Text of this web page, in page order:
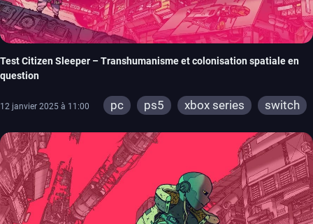
Test Citizen Sleeper – Transhumanisme et colonisation spatiale en
question
12 janvier 2025 à 11:00 pc ps5 xbox series
switch